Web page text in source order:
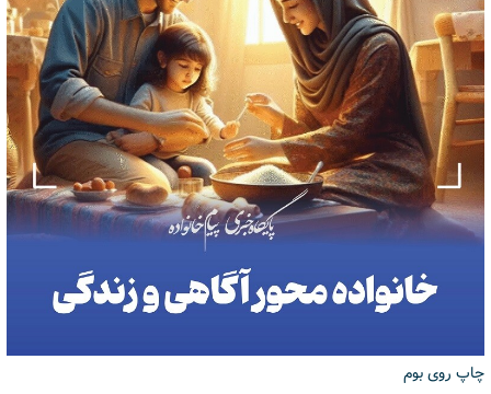
چاپ روی بوم